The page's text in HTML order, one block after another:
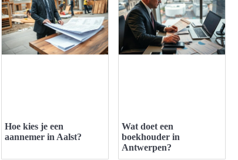
Hoe kies je een
aannemer in Aalst?
Wat doet een
boekhouder in
Antwerpen?